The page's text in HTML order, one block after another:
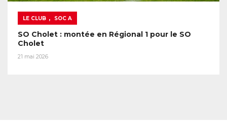
LE CLUB , SOC A
SO Cholet : montée en Régional 1 pour le SO
Cholet
21 mai 2026